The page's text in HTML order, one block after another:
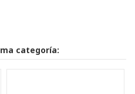
categoría: